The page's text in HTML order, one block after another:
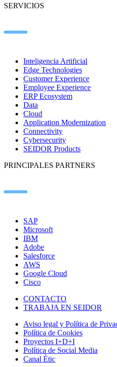
SERVICIOS
Inteligencia Artificial
Edge Technologies
Customer Experience
Employee Experience
ERP Ecosystem
Data
Cloud
Application Modernization
Connectivity
Cybersecurity
SEIDOR Products
PRINCIPALES PARTNERS
SAP
Microsoft
IBM
Adobe
Salesforce
AWS
Google Cloud
Cisco
CONTACTO
TRABAJA EN SEIDOR
Aviso legal y Política de
Política de Cookies
Proyectos I+D+I
Política de Social Media
Canal Ètic